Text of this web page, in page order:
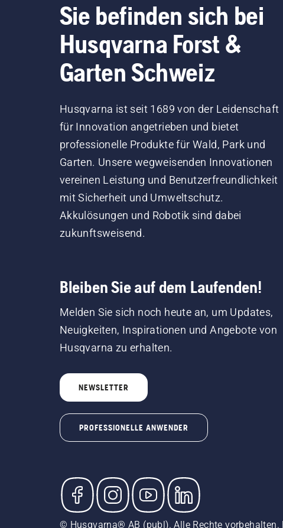
Sie befinden sich bei
Husqvarna Forst &
Garten Schweiz
Husqvarna ist seit 1689 von der Leidenschaft
für Innovation angetrieben und bietet
professionelle Produkte für Wald, Park und
Garten. Unsere wegweisenden Innovationen
vereinen Leistung und Benutzerfreundlichkeit
mit Sicherheit und Umweltschutz.
Akkulösungen und Robotik sind dabei
zukunftsweisend.
Bleiben Sie auf dem Laufenden!
Melden Sie sich noch heute an, um Updates,
Neuigkeiten, Inspirationen und Angebote von
Husqvarna zu erhalten.
NEWSLETTER
PROFESSIONELLE ANWENDER
© Husqvarna® AB (publ). Alle Rechte